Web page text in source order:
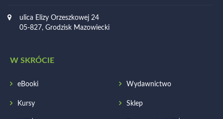
ulica Elizy Orzeszkowej 24
05-827, Grodzisk Mazowiecki
W SKRÓCIE
eBooki Wydawnictwo
Kursy Sklep